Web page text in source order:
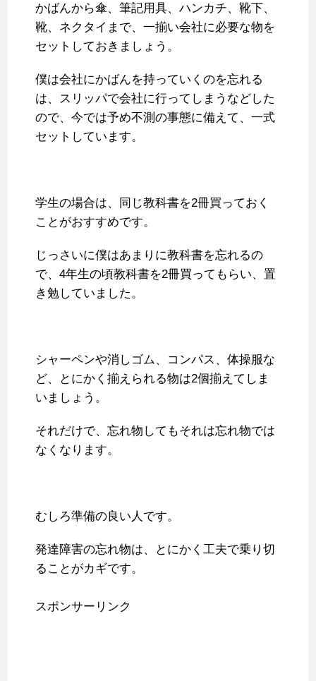
かばんから傘、筆記用具、ハンカチ、靴下、
靴、ネクタイまで、一揃い会社に必要な物を
セットしておきましょう。
僕は会社にかばんを持っていくのを忘れる
は、スリッパで会社に行ってしまうなどした
ので、今では予め不測の事態に備えて、一式
セットしています。
学生の場合は、同じ教科書を2冊買っておく
ことがおすすめです。
じっさいに僕はあまりに教科書を忘れるの
で、4年生の頃教科書を2冊買ってもらい、置
き勉していました。
シャーペンや消しゴム、コンパス、体操服な
ど、とにかく揃えられる物は2個揃えてしま
いましょう。
それだけで、忘れ物してもそれは忘れ物では
なくなります。
むしろ準備の良い人です。
発達障害の忘れ物は、とにかく工夫で乗り切
ることがカギです。
スポンサーリンク